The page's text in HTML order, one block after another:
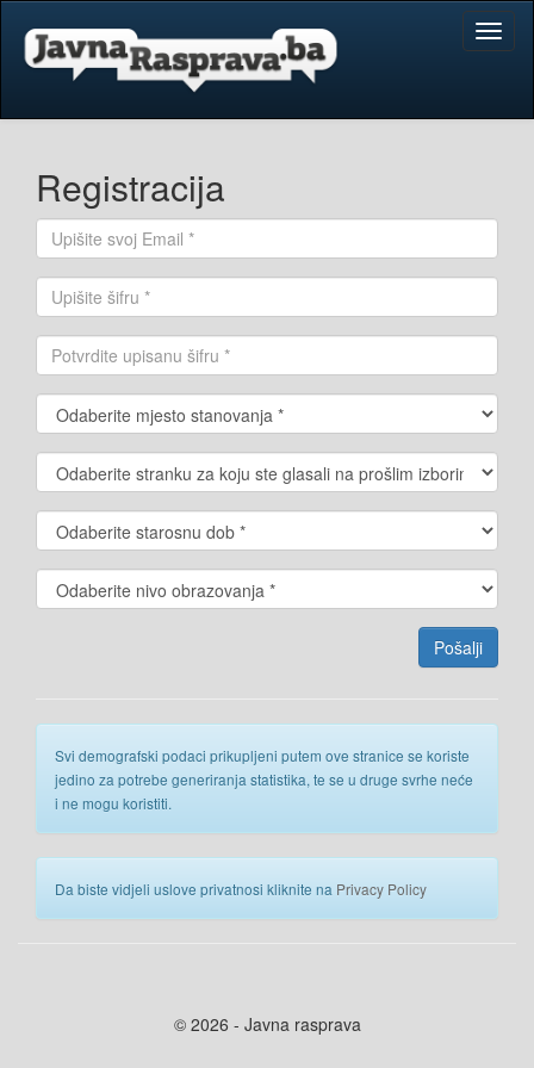
Registracija
Svi demografski podaci prikupljeni putem ove stranice se koriste
jedino za potrebe generiranja statistika, te se u druge svrhe neće
i ne mogu koristiti.
Da biste vidjeli uslove privatnosi kliknite na Privacy Policy
© 2026 - Javna rasprava